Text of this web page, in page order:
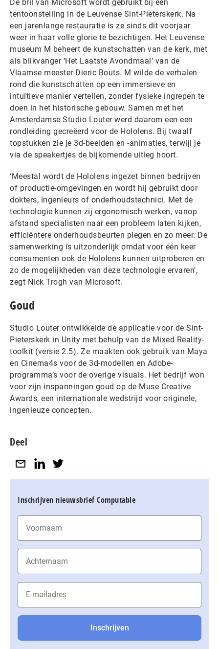
De bril van Microsoft wordt gebruikt bij een
tentoonstelling in de Leuvense Sint-Pieterskerk. Na
een jarenlange restauratie is ze sinds dit voorjaar
weer in haar volle glorie te bezichtigen. Het Leuvense
museum M beheert de kunstschatten van de kerk, met
als blikvanger ‘Het Laatste Avondmaal’ van de
Vlaamse meester Dieric Bouts. M wilde de verhalen
rond die kunstschatten op een immersieve en
intuïtieve manier vertellen, zonder fysieke ingrepen te
doen in het historische gebouw. Samen met het
Amsterdamse Studio Louter werd daarom een een
rondleiding gecreëerd voor de Hololens. Bij twaalf
topstukken zie je 3d-beelden en -animaties, terwijl je
via de speakertjes de bijkomende uitleg hoort.
‘Meestal wordt de Hololens ingezet binnen bedrijven
of productie-omgevingen en wordt hij gebruikt door
dokters, ingenieurs of onderhoudstechnici. Met de
technologie kunnen zij ergonomisch werken, vanop
afstand specialisten naar een probleem laten kijken,
efficiëntere onderhoudsbeurten plegen en zo meer. De
samenwerking is uitzonderlijk omdat voor één keer
consumenten ook de Hololens kunnen uitproberen en
zo de mogelijkheden van deze technologie ervaren’,
zegt Nick Trogh van Microsoft.
Goud
Studio Louter ontwikkelde de applicatie voor de Sint-
Pieterskerk in Unity met behulp van de Mixed Reality-
toolkit (versie 2.5). Ze maakten ook gebruik van Maya
en Cinema4s voor de 3d-modellen en Adobe-
programma’s voor de overige visuals. Het bedrijf won
voor zijn inspanningen goud op de Muse Creative
Awards, een internationale wedstrijd voor originele,
ingenieuze concepten.
Deel
Inschrijven nieuwsbrief Computable